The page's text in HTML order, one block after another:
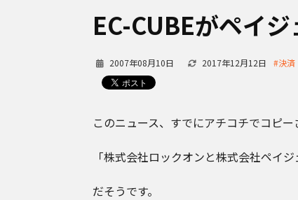
通販受注対応
ECと通販の連動を可能に
EC運用支援
継続的に結果を出し続けるEC
EC-CUBEがペイ
2007年08月10日 2017年12月12日 #決済
このニュース、すでにアチコチでコピ
「株式会社ロックオンと株式会社ペイ
だそうです。